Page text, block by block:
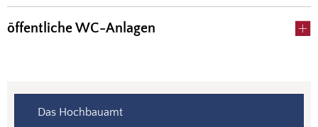
öffentliche WC-Anlagen
Das Hochbauamt